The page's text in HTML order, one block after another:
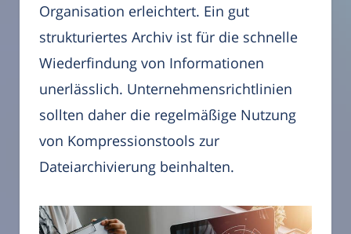
Organisation erleichtert. Ein gut
strukturiertes Archiv ist für die schnelle
Wiederfindung von Informationen
unerlässlich. Unternehmensrichtlinien
sollten daher die regelmäßige Nutzung
von Kompressionstools zur
Dateiarchivierung beinhalten.